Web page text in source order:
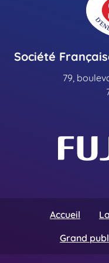
Société
79,
Accueil
Grand